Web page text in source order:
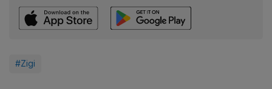
#Zigi